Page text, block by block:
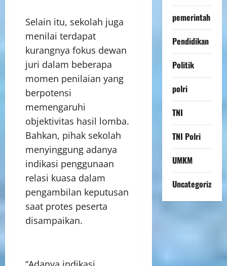
Selain itu, sekolah juga
menilai terdapat
kurangnya fokus dewan
juri dalam beberapa
momen penilaian yang
berpotensi
memengaruhi
objektivitas hasil lomba.
Bahkan, pihak sekolah
menyinggung adanya
indikasi penggunaan
relasi kuasa dalam
pengambilan keputusan
saat protes peserta
disampaikan.
pemerintah
Pendidikan
Politik
polri
TNI
TNI Polri
UMKM
Uncategorized